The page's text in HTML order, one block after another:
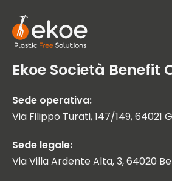
Ekoe Società Benefit
Sede operativa:
Via Filippo Turati, 147/149, 64021
Sede legale:
Via Villa Ardente Alta, 3, 64020